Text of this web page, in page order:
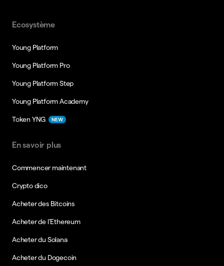
Ecosystème
Young Platform
Young Platform Pro
Young Platform Step
Young Platform Academy
Token YNG NEW
En savoir plus
Commencer maintenant
Crypto dico
Acheter des Bitcoins
Acheter de l’Ethereum
Acheter du Solana
Acheter du Dogecoin